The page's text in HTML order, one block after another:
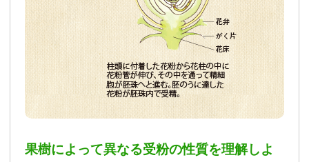
果樹によって異なる受粉の性質を理解しよ